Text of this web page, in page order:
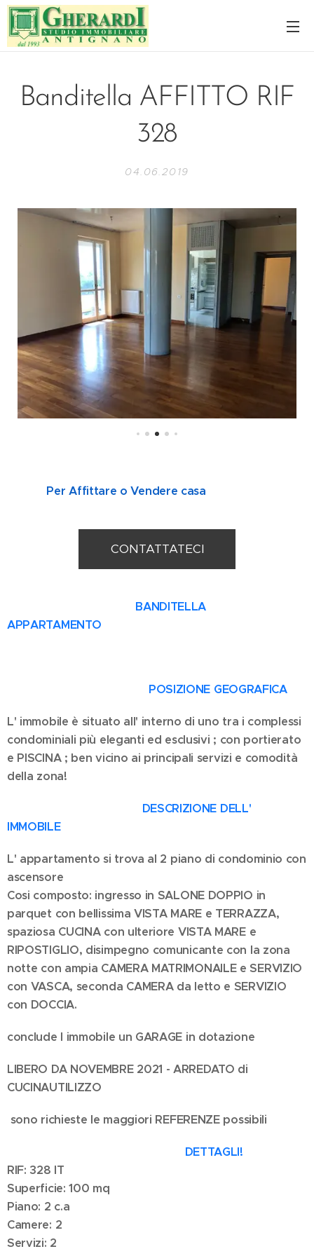
Banditella AFFITTO RIF
328
04.06.2019
Per Affittare o Vendere casa
CONTATTATECI
BANDITELLA
APPARTAMENTO
POSIZIONE GEOGRAFICA
L' immobile è situato all' interno di uno tra i complessi
condominiali più eleganti ed esclusivi ; con portierato
e PISCINA ; ben vicino ai principali servizi e comodità
della zona!
DESCRIZIONE DELL'
IMMOBILE
L' appartamento si trova al 2 piano di condominio con
ascensore
Cosi composto: ingresso in SALONE DOPPIO in
parquet con bellissima VISTA MARE e TERRAZZA,
spaziosa CUCINA con ulteriore VISTA MARE e
RIPOSTIGLIO, disimpegno comunicante con la zona
notte con ampia CAMERA MATRIMONAILE e SERVIZIO
con VASCA, seconda CAMERA da letto e SERVIZIO
con DOCCIA.
conclude l immobile un GARAGE in dotazione
LIBERO DA NOVEMBRE 2021 - ARREDATO di
CUCINAUTILIZZO
sono richieste le maggiori REFERENZE possibili
DETTAGLI!
RIF: 328 IT
Superficie: 100 mq
Piano: 2 c.a
Camere: 2
Servizi: 2